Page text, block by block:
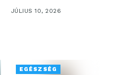
mosolyoghatunk a világra.
JÚLIUS 10, 2026
EGÉSZSÉG